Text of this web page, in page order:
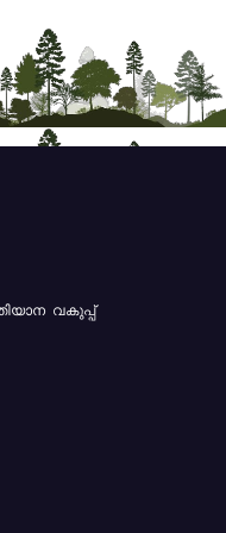
വകുപ്പ്